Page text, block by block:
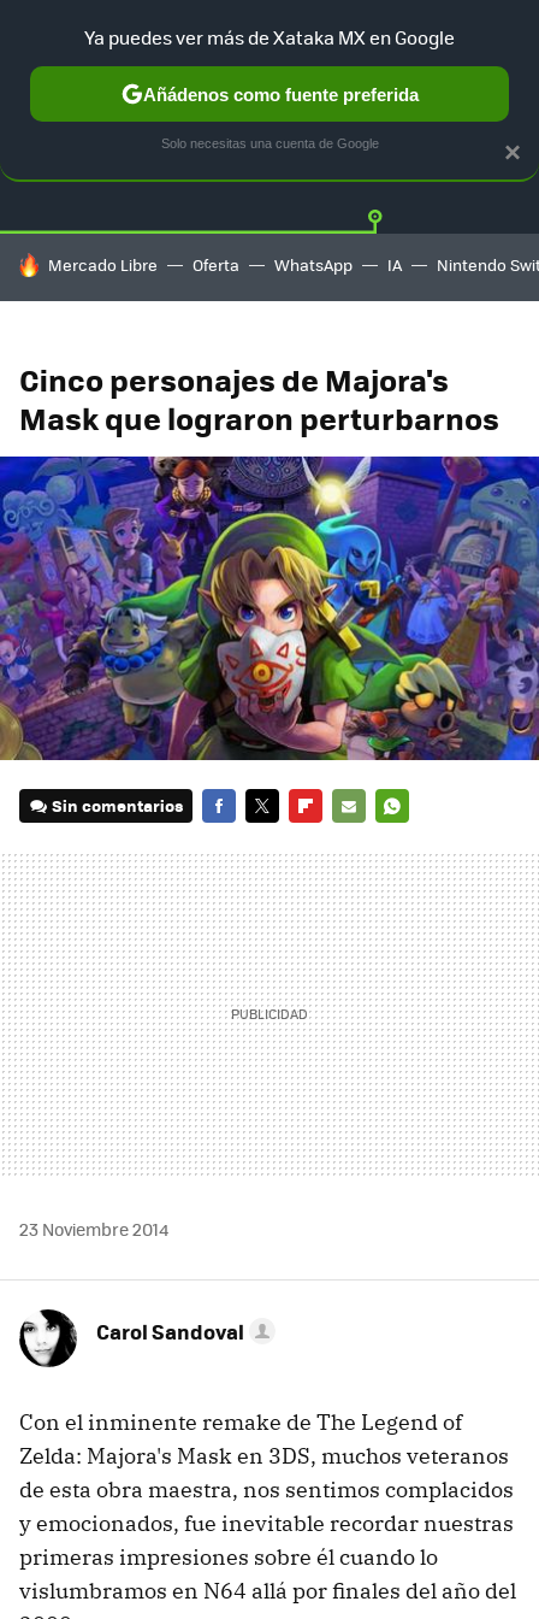
Twitter
HOY SE HABLA DE
Mercado Libre Oferta WhatsApp IA Nintendo
Cinco personajes de Majora's
Sin comentarios
MAIL
23 Noviembre 2014
Carol Sandoval
Con el inminente remake de The Legend of
Zelda: Majora's Mask en 3DS, muchos veteranos
de esta obra maestra, nos sentimos complacidos
y emocionados, fue inevitable recordar nuestras
primeras impresiones sobre él cuando lo
vislumbramos en N64 allá por finales del año del
×
Ya puedes ver más de Xataka MX en Google
Añádenos como fuente preferida
Solo necesitas una cuenta de Google